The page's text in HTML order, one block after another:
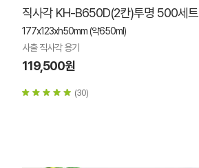
직사각 KH-B650D(2칸)투명 500세트
177x123xh50mm (약650ml)
사출 직사각 용기
119,500원
(30)